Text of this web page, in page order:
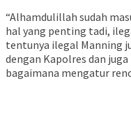
“Alhamdulillah sudah
hal yang penting tadi,
tentunya ilegal Manning
dengan Kapolres dan
bagaimana mengatur